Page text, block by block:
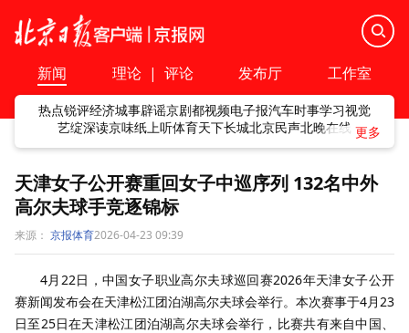
新闻 理论 | 评论 发布厅 工作室
热点锐评经济城事辟谣京剧都视频电子报汽车时事学习视觉
艺绽深读京味纸上听体育天下长城北京民声北晚在线
天津女子公开赛重回女子中巡序列 132名中外
高尔夫球手竞逐锦标
来源： 京报体育2026-04-23 09:39
4月22日，中国女子职业高尔夫球巡回赛2026年天津女子公开
赛新闻发布会在天津松江团泊湖高尔夫球会举行。本次赛事于4月23
日至25日在天津松江团泊湖高尔夫球会举行，比赛共有来自中国、